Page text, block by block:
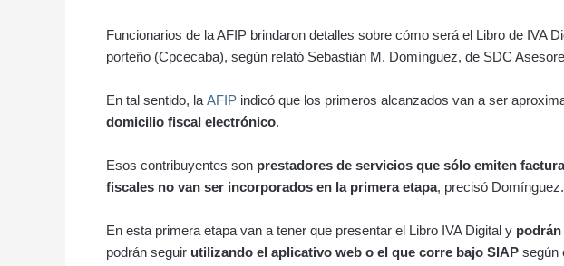
Funcionarios de la AFIP brindaron detalles sobre cómo será el Libro de IVA
porteño (Cpcecaba), según relató Sebastián M. Domínguez, de SDC
En tal sentido, la AFIP indicó que los primeros alcanzados van a ser
domicilio fiscal electrónico.
Esos contribuyentes son prestadores de servicios que sólo emiten
fiscales no van ser incorporados en la primera etapa, precisó Domínguez.
En esta primera etapa van a tener que presentar el Libro IVA Digital y
podrán seguir utilizando el aplicativo web o el que corre bajo SIAP según